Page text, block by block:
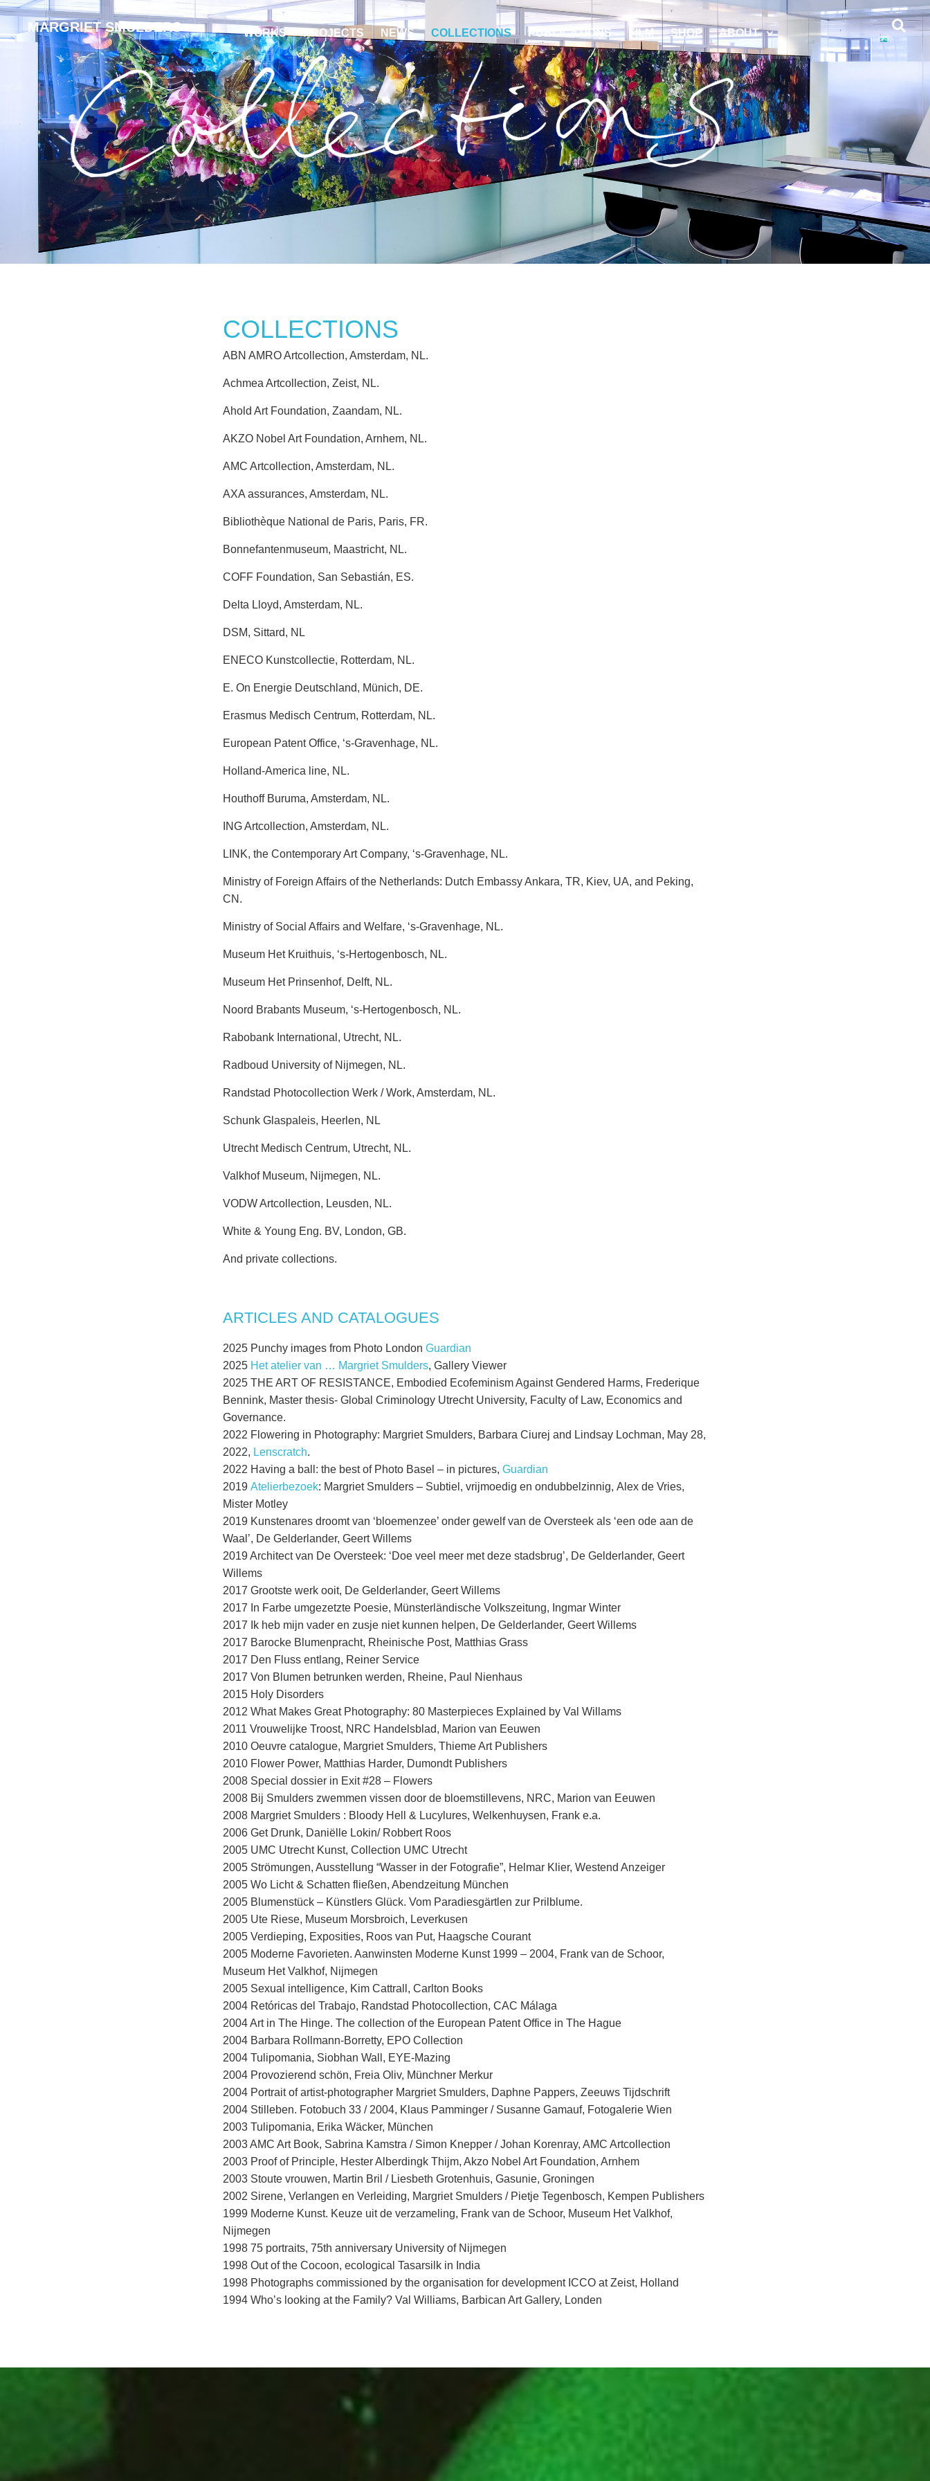
MARGRIET SMULDERS WORKS PROJECTS NEWS COLLECTIONS PUBLICATIONS FILM SHOP ABOUT
COLLECTIONS
ABN AMRO Artcollection, Amsterdam, NL.
Achmea Artcollection, Zeist, NL.
Ahold Art Foundation, Zaandam, NL.
AKZO Nobel Art Foundation, Arnhem, NL.
AMC Artcollection, Amsterdam, NL.
AXA assurances, Amsterdam, NL.
Bibliothèque National de Paris, Paris, FR.
Bonnefantenmuseum, Maastricht, NL.
COFF Foundation, San Sebastián, ES.
Delta Lloyd, Amsterdam, NL.
DSM, Sittard, NL
ENECO Kunstcollectie, Rotterdam, NL.
E. On Energie Deutschland, Münich, DE.
Erasmus Medisch Centrum, Rotterdam, NL.
European Patent Office, ‘s-Gravenhage, NL.
Holland-America line, NL.
Houthoff Buruma, Amsterdam, NL.
ING Artcollection, Amsterdam, NL.
LINK, the Contemporary Art Company, ‘s-Gravenhage, NL.
Ministry of Foreign Affairs of the Netherlands: Dutch Embassy Ankara, TR, Kiev, UA, and Peking,
CN.
Ministry of Social Affairs and Welfare, ‘s-Gravenhage, NL.
Museum Het Kruithuis, ‘s-Hertogenbosch, NL.
Museum Het Prinsenhof, Delft, NL.
Noord Brabants Museum, ‘s-Hertogenbosch, NL.
Rabobank International, Utrecht, NL.
Radboud University of Nijmegen, NL.
Randstad Photocollection Werk / Work, Amsterdam, NL.
Schunk Glaspaleis, Heerlen, NL
Utrecht Medisch Centrum, Utrecht, NL.
Valkhof Museum, Nijmegen, NL.
VODW Artcollection, Leusden, NL.
White & Young Eng. BV, London, GB.
And private collections.
ARTICLES AND CATALOGUES
2025 Punchy images from Photo London Guardian
2025 Het atelier van … Margriet Smulders, Gallery Viewer
2025 THE ART OF RESISTANCE, Embodied Ecofeminism Against Gendered Harms, Frederique
Bennink, Master thesis- Global Criminology Utrecht University, Faculty of Law, Economics and
Governance.
2022 Flowering in Photography: Margriet Smulders, Barbara Ciurej and Lindsay Lochman, May 28,
2022, Lenscratch.
2022 Having a ball: the best of Photo Basel – in pictures, Guardian
2019 Atelierbezoek: Margriet Smulders – Subtiel, vrijmoedig en ondubbelzinnig, Alex de Vries,
Mister Motley
2019 Kunstenares droomt van ‘bloemenzee’ onder gewelf van de Oversteek als ‘een ode aan de
Waal’, De Gelderlander, Geert Willems
2019 Architect van De Oversteek: ‘Doe veel meer met deze stadsbrug’, De Gelderlander, Geert
Willems
2017 Grootste werk ooit, De Gelderlander, Geert Willems
2017 In Farbe umgezetzte Poesie, Münsterländische Volkszeitung, Ingmar Winter
2017 Ik heb mijn vader en zusje niet kunnen helpen, De Gelderlander, Geert Willems
2017 Barocke Blumenpracht, Rheinische Post, Matthias Grass
2017 Den Fluss entlang, Reiner Service
2017 Von Blumen betrunken werden, Rheine, Paul Nienhaus
2015 Holy Disorders
2012 What Makes Great Photography: 80 Masterpieces Explained by Val Willams
2011 Vrouwelijke Troost, NRC Handelsblad, Marion van Eeuwen
2010 Oeuvre catalogue, Margriet Smulders, Thieme Art Publishers
2010 Flower Power, Matthias Harder, Dumondt Publishers
2008 Special dossier in Exit #28 – Flowers
2008 Bij Smulders zwemmen vissen door de bloemstillevens, NRC, Marion van Eeuwen
2008 Margriet Smulders : Bloody Hell & Lucylures, Welkenhuysen, Frank e.a.
2006 Get Drunk, Daniëlle Lokin/ Robbert Roos
2005 UMC Utrecht Kunst, Collection UMC Utrecht
2005 Strömungen, Ausstellung “Wasser in der Fotografie”, Helmar Klier, Westend Anzeiger
2005 Wo Licht & Schatten fließen, Abendzeitung München
2005 Blumenstück – Künstlers Glück. Vom Paradiesgärtlen zur Prilblume.
2005 Ute Riese, Museum Morsbroich, Leverkusen
2005 Verdieping, Exposities, Roos van Put, Haagsche Courant
2005 Moderne Favorieten. Aanwinsten Moderne Kunst 1999 – 2004, Frank van de Schoor,
Museum Het Valkhof, Nijmegen
2005 Sexual intelligence, Kim Cattrall, Carlton Books
2004 Retóricas del Trabajo, Randstad Photocollection, CAC Málaga
2004 Art in The Hinge. The collection of the European Patent Office in The Hague
2004 Barbara Rollmann-Borretty, EPO Collection
2004 Tulipomania, Siobhan Wall, EYE-Mazing
2004 Provozierend schön, Freia Oliv, Münchner Merkur
2004 Portrait of artist-photographer Margriet Smulders, Daphne Pappers, Zeeuws Tijdschrift
2004 Stilleben. Fotobuch 33 / 2004, Klaus Pamminger / Susanne Gamauf, Fotogalerie Wien
2003 Tulipomania, Erika Wäcker, München
2003 AMC Art Book, Sabrina Kamstra / Simon Knepper / Johan Korenray, AMC Artcollection
2003 Proof of Principle, Hester Alberdingk Thijm, Akzo Nobel Art Foundation, Arnhem
2003 Stoute vrouwen, Martin Bril / Liesbeth Grotenhuis, Gasunie, Groningen
2002 Sirene, Verlangen en Verleiding, Margriet Smulders / Pietje Tegenbosch, Kempen Publishers
1999 Moderne Kunst. Keuze uit de verzameling, Frank van de Schoor, Museum Het Valkhof,
Nijmegen
1998 75 portraits, 75th anniversary University of Nijmegen
1998 Out of the Cocoon, ecological Tasarsilk in India
1998 Photographs commissioned by the organisation for development ICCO at Zeist, Holland
1994 Who’s looking at the Family? Val Williams, Barbican Art Gallery, Londen